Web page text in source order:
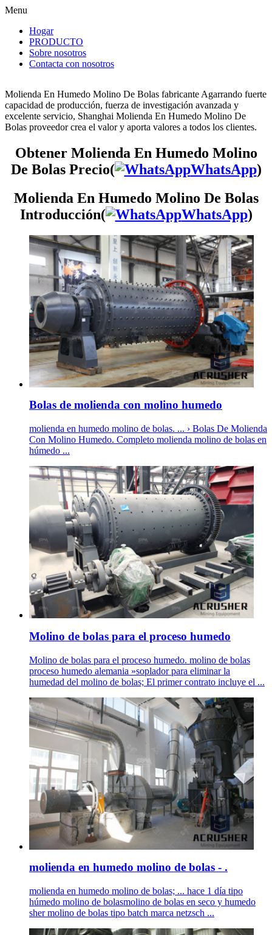
Menu
Hogar
PRODUCTO
Sobre nosotros
Contacta con nosotros
Molienda En Humedo Molino De Bolas fabricante Agarrando fuerte
capacidad de producción, fuerza de investigación avanzada y
excelente servicio, Shanghai Molienda En Humedo Molino De
Bolas proveedor crea el valor y aporta valores a todos los clientes.
Obtener Molienda En Humedo Molino
De Bolas Precio(
WhatsApp)
Molienda En Humedo Molino De Bolas
Introducción(
WhatsApp)
Bolas de molienda con molino humedo
molienda en humedo molino de bolas. ... › Bolas De Molienda
Con Molino Humedo. Completo molienda molino de bolas en
húmedo ...
Molino de bolas para el proceso humedo
Molino de bolas para el proceso humedo. molino de bolas
proceso humedo alemania »soplador para eliminar la
humedad del molino de bolas; El primer contrato incluye el ...
molienda en humedo molino de bolas - .
molienda en humedo molino de bolas; ... hace 1 día tipo
húmedo molino de bolasmolino de bolas en seco y humedo
sher molino de bolas tipo batch marca netzsch ...